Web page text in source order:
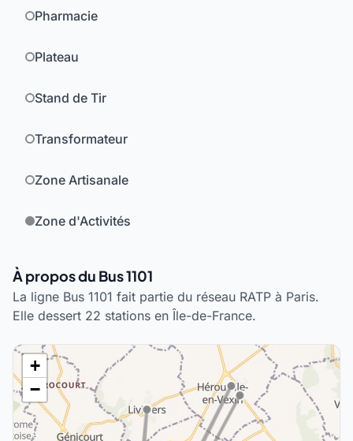
Pharmacie
Plateau
Stand de Tir
Transformateur
Zone Artisanale
Zone d'Activités
À propos du Bus 1101
La ligne Bus 1101 fait partie du réseau RATP à Paris.
Elle dessert 22 stations en Île-de-France.
+
−